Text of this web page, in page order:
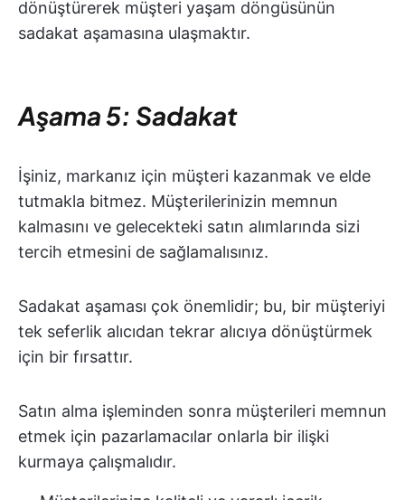
dönüştürerek müşteri yaşam döngüsünün
sadakat aşamasına ulaşmaktır.
Aşama 5: Sadakat
İşiniz, markanız için müşteri kazanmak ve elde
tutmakla bitmez. Müşterilerinizin memnun
kalmasını ve gelecekteki satın alımlarında sizi
tercih etmesini de sağlamalısınız.
Sadakat aşaması çok önemlidir; bu, bir müşteriyi
tek seferlik alıcıdan tekrar alıcıya dönüştürmek
için bir fırsattır.
Satın alma işleminden sonra müşterileri memnun
etmek için pazarlamacılar onlarla bir ilişki
kurmaya çalışmalıdır.